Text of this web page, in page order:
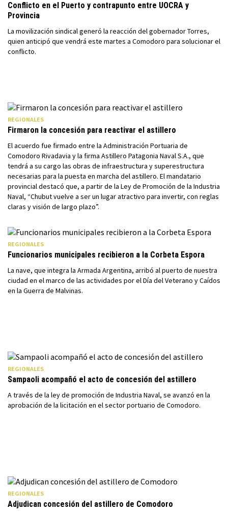
Conflicto en el Puerto y contrapunto entre UOCRA y
Provincia
La movilización sindical generó la reacción del gobernador Torres,
quien anticipó que vendrá este martes a Comodoro para solucionar el
conflicto.
REGIONALES
Firmaron la concesión para reactivar el astillero
El acuerdo fue firmado entre la Administración Portuaria de
Comodoro Rivadavia y la firma Astillero Patagonia Naval S.A., que
tendrá a su cargo las obras de infraestructura y superestructura
necesarias para la puesta en marcha del astillero. El mandatario
provincial destacó que, a partir de la Ley de Promoción de la Industria
Naval, “Chubut vuelve a ser un lugar atractivo para invertir, con reglas
claras y visión de largo plazo”.
REGIONALES
Funcionarios municipales recibieron a la Corbeta Espora
La nave, que integra la Armada Argentina, arribó al puerto de nuestra
ciudad en el marco de las actividades por el Día del Veterano y Caídos
en la Guerra de Malvinas.
REGIONALES
Sampaoli acompañó el acto de concesión del astillero
A través de la ley de promoción de Industria Naval, se avanzó en la
aprobación de la licitación en el sector portuario de Comodoro.
REGIONALES
Adjudican concesión del astillero de Comodoro